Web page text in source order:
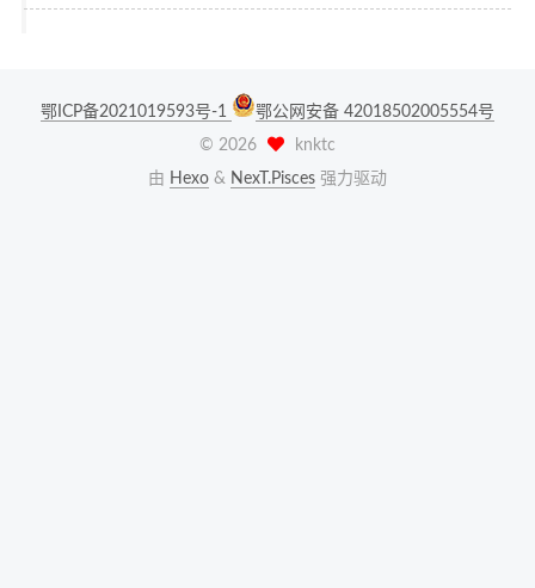
鄂ICP备2021019593号-1
鄂公网安备 42018502005554号
© 2026
knktc
由 Hexo & NexT.Pisces 强力驱动